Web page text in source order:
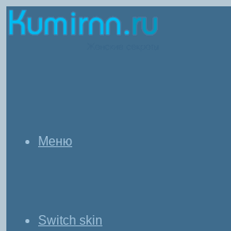
Меню
Switch skin